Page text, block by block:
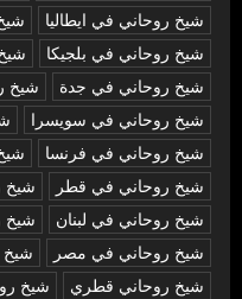
شيخ روحاني في ايطاليا
شيخ روحاني في بلجيكا
شيخ روحاني في جدة
شيخ
شيخ روحاني في سويسرا
شيخ روحاني في فرنسا
شيخ روحاني في قطر
شيخ
شيخ روحاني في لبنان
شيخ
شيخ روحاني في مصر
شيخ
شيخ روحاني قطري
شيخ